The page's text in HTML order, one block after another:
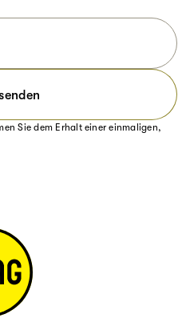
Sie dem Erhalt einer einmaligen,